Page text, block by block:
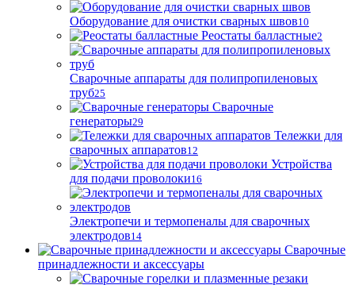
Оборудование для очистки сварных швов10
Реостаты балластные2
Сварочные аппараты для полипропиленовых
труб25
Сварочные
генераторы29
Тележки для
сварочных аппаратов12
Устройства
для подачи проволоки16
Электропечи и термопеналы для сварочных
электродов14
Сварочные
принадлежности и аксессуары